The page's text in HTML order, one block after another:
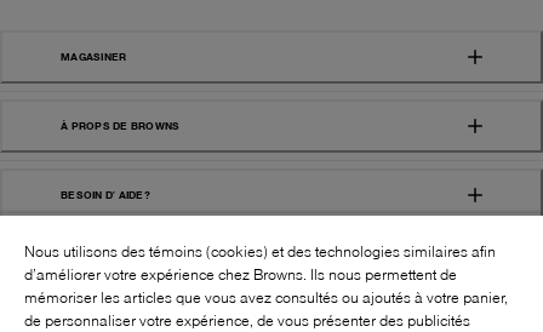
MAGASINER
À PROPS DE BROWNS
BESOIN D' AIDE?
Nous utilisons des témoins (cookies) et des technologies similaires afin
d’améliorer votre expérience chez Browns. Ils nous permettent de
mémoriser les articles que vous avez consultés ou ajoutés à votre panier,
de personnaliser votre expérience, de vous présenter des publicités